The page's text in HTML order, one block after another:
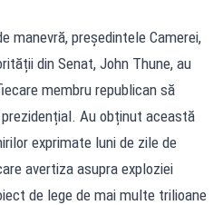
manevră, președintele Camerei,
din Senat, John Thune, au
membru republican să
Au obținut această
exprimate luni de zile de
avertiza asupra exploziei
de lege de mai multe trilioane